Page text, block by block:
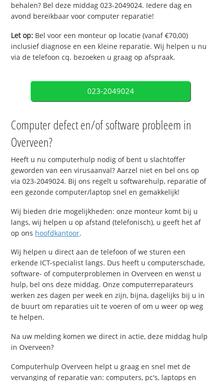
behalen? Bel deze middag 023-2049024. Iedere dag en
avond bereikbaar voor computer reparatie!
Let op: Bel voor een monteur op locatie (vanaf €70,00)
inclusief diagnose en een kleine reparatie. Wij helpen u nu
via de telefoon cq. bezoeken u graag op afspraak.
023-2049024
Computer defect en/of software probleem in
Overveen?
Heeft u nu computerhulp nodig of bent u slachtoffer
geworden van een virusaanval? Aarzel niet en bel ons op
via 023-2049024. Bij ons regelt u softwarehulp, reparatie of
een gezonde computer/laptop snel en gemakkelijk!
Wij bieden drie mogelijkheden: onze monteur komt bij u
langs, wij helpen u op afstand (telefonisch), u geeft het af
op ons hoofdkantoor.
Wij helpen u direct aan de telefoon of we sturen een
erkende ICT-specialist langs. Dus heeft u computerschade,
software- of computerproblemen in Overveen en wenst u
hulp, bel ons deze middag. Onze computerreparateurs
werken zes dagen per week en zijn, bijna, dagelijks bij u in
de buurt om reparaties uit te voeren of om u weer op weg
te helpen.
Na uw melding komen we direct in actie, deze middag hulp
in Overveen?
Computerhulp Overveen helpt u graag en snel met de
vervanging of reparatie van: computers, pc's, laptops en